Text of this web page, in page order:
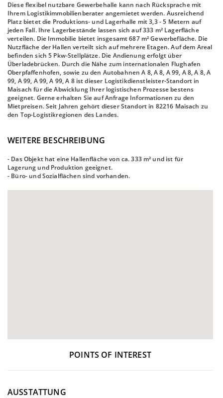
Diese flexibel nutzbare Gewerbehalle kann nach Rücksprache mit
Ihrem Logistikimmobilienberater angemietet werden. Ausreichend
Platz bietet die Produktions- und Lagerhalle mit 3,3 - 5 Metern auf
jeden Fall. Ihre Lagerbestände lassen sich auf 333 m² Lagerfläche
verteilen. Die Immobilie bietet insgesamt 687 m² Gewerbefläche. Die
Nutzfläche der Hallen verteilt sich auf mehrere Etagen. Auf dem Areal
befinden sich 5 Pkw-Stellplätze. Die Andienung erfolgt über
Überladebrücken. Durch die Nähe zum internationalen Flughafen
Oberpfaffenhofen, sowie zu den Autobahnen A 8, A 8, A 99, A 8, A 8, A
99, A 99, A 99, A 99, A 8 ist dieser Logistikdienstleister-Standort in
Maisach für die Abwicklung Ihrer logistischen Prozesse bestens
geeignet. Gerne erhalten Sie auf Anfrage Informationen zu den
Mietpreisen. Seit Jahren gehört dieser Standort in 82216 Maisach zu
den Top-Logistikregionen des Landes.
WEITERE BESCHREIBUNG
- Das Objekt hat eine Hallenfläche von ca. 333 m² und ist für
Lagerung und Produktion geeignet.
- Büro- und Sozialflächen sind vorhanden.
POINTS OF INTEREST
AUSSTATTUNG